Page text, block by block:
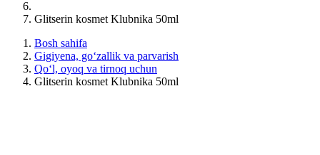
Glitserin kosmet Klubnika 50ml
Bosh sahifa
Gigiyena, go‘zallik va parvarish
Qo‘l, oyoq va tirnoq uchun
Glitserin kosmet Klubnika 50ml